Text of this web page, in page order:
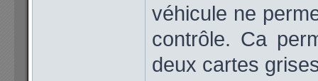
véhicule ne
contrôle. Ca
deux cartes